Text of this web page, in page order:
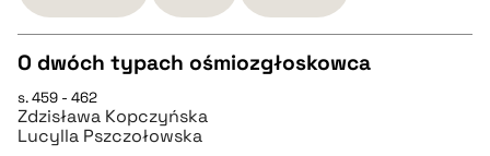
BIBTEX
CZYSTY TEKST
O dwóch typach ośmiozgłoskowca
s. 459 - 462
Zdzisława Kopczyńska
Lucylla Pszczołowska